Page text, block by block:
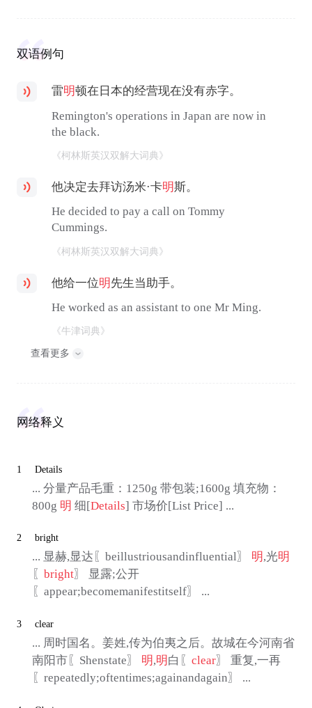
双语例句
雷明顿在日本的经营现在没有赤字。
Remington's operations in Japan are now in
the black.
《柯林斯英汉双解大词典》
他决定去拜访汤米·卡明斯。
He decided to pay a call on Tommy
Cummings.
《柯林斯英汉双解大词典》
他给一位明先生当助手。
He worked as an assistant to one Mr Ming.
《牛津词典》
查看更多
网络释义
1 Details
... 分量产品毛重：1250g 带包装;1600g 填充物：
800g 明 细[Details] 市场价[List Price] ...
2 bright
... 显赫,显达〖beillustriousandinfluential〗 明,光明
〖 bright〗 显露;公开
〖appear;becomemanifestitself〗 ...
3 clear
... 周时国名。姜姓,传为伯夷之后。故城在今河南省
南阳市〖Shenstate〗 明,明白〖 clear〗 重复,一再
〖repeatedly;oftentimes;againandagain〗 ...